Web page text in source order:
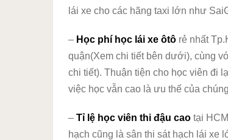
lái xe cho các hãng taxi lớn như
– Học phí học lái xe ôtô rẻ nhất
quận(Xem chi tiết bên dưới), cùng
chi tiết). Thuận tiện cho học viên đi
việc học vẫn cao là ưu thế của
– Tỉ lệ học viên thi đậu cao tại
hạch cũng là sân thi sát hạch lái xe